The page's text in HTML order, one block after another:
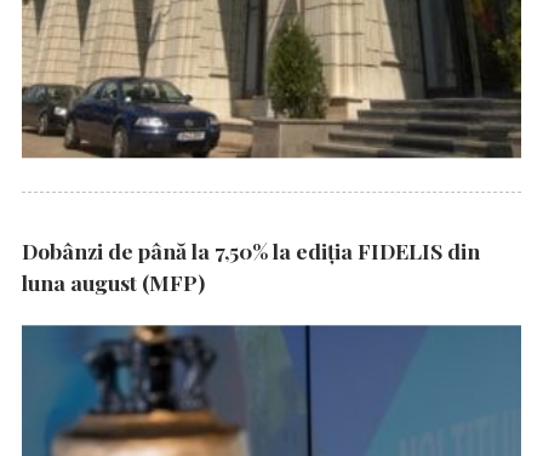
Dobânzi de până la 7,50% la ediția FIDELIS din
luna august (MFP)